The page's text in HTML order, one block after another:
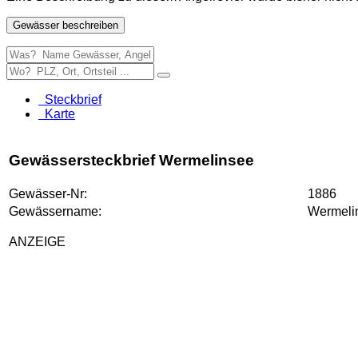
Gewässer beschreiben
Steckbrief
Karte
Gewässersteckbrief Wermelinsee
Gewässer-Nr:
1886
Gewässername:
ANZEIGE